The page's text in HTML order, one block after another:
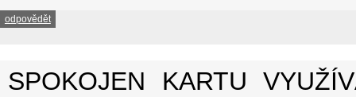
odpovědět
SPOKOJEN KARTU